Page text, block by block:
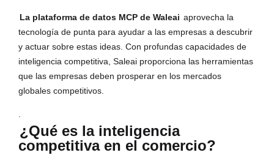
La plataforma de datos MCP de Waleai aprovecha la
tecnología de punta para ayudar a las empresas a descubrir
y actuar sobre estas ideas. Con profundas capacidades de
inteligencia competitiva, Saleai proporciona las herramientas
que las empresas deben prosperar en los mercados
globales competitivos.
.
¿Qué es la inteligencia
competitiva en el comercio?